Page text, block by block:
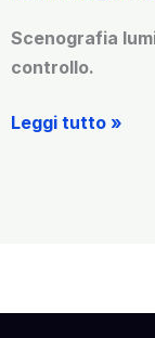
Scenografia
controllo.
Acqua,
Leggi tutto »